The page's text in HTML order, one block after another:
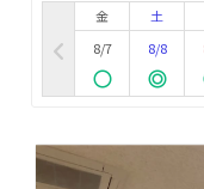
金
8/7
土
8/8